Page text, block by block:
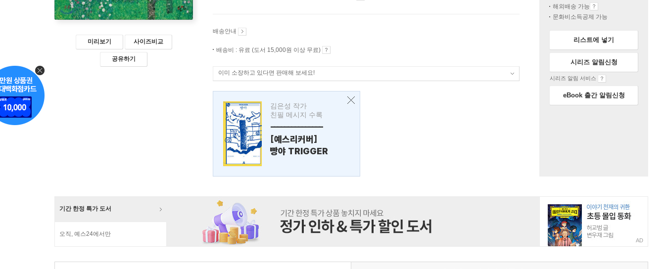
미리보기 사이즈비교
공유하기
배송안내
배송비 : 유료 (도서 15,000원 이상 무료)
이미 소장하고 있다면 판매해 보세요!
김은성 작가
친필 메시지 수록
---------------
[예스리커버]
빵야 TRIGGER
해외배송 가능
문화비소득공제 가능
리스트에 넣기
시리즈 알림신청
시리즈 알림 서비스
eBook 출간 알림신청
기간 한정 특가 도서
오직, 예스24에서만
AD